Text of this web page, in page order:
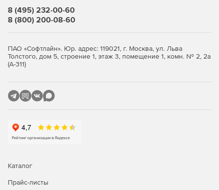
возможно из сформированной конструктором в CAD-
системе трехмерной модели. Базовая часть этой
компонента. Производится разбор всех имеющихся
конфигураций и создание на их основе электронной
отметить, что в процессе осуществляется работа с
библиотечными элементами. После того, как модель
в том числе и коллективная, осуществляется из базы
PLM.
Appius-PLM непосредственно из интерфейса CAD-
системы
8 (495) 232-00-60
8 (800) 200-08-60
ПАО «Софтлайн». Юр. адрес: 119021, г. Москва, ул. Льва
Толстого, дом 5, строение 1, этаж 3, помещение 1, комн. № 2, 2а
(А-311)
Каталог
Прайс-листы